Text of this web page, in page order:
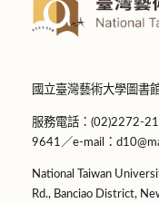
國立臺灣藝術大學圖書
服務電話：(02)2272-
9641／e-mail：
National Taiwan
Rd., Banciao District,